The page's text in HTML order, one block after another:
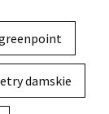
damskie